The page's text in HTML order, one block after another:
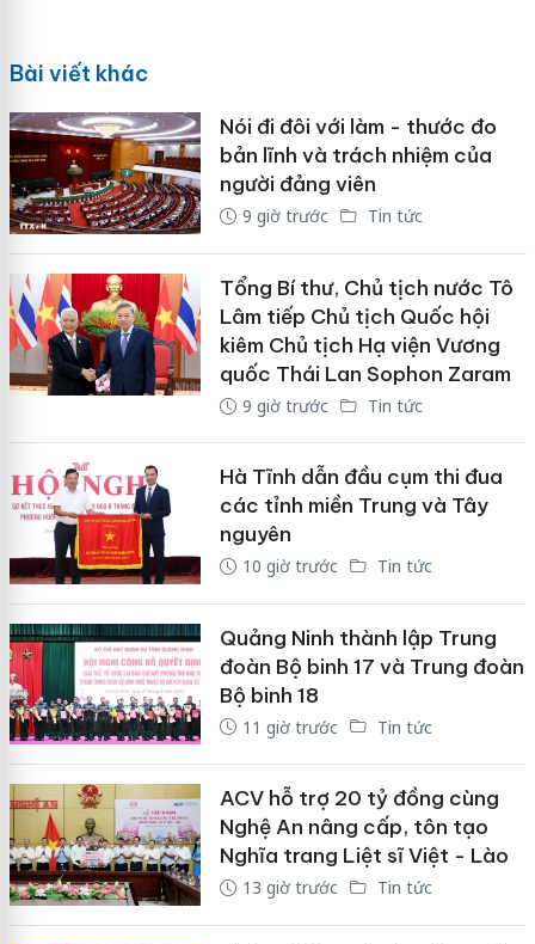
Bài viết khác
Nói đi đôi với làm - thước đo
bản lĩnh và trách nhiệm của
người đảng viên
9 giờ trước Tin tức
Tổng Bí thư, Chủ tịch nước Tô
Lâm tiếp Chủ tịch Quốc hội
kiêm Chủ tịch Hạ viện Vương
quốc Thái Lan Sophon Zaram
9 giờ trước Tin tức
Hà Tĩnh dẫn đầu cụm thi đua
các tỉnh miền Trung và Tây
nguyên
10 giờ trước Tin tức
Quảng Ninh thành lập Trung
đoàn Bộ binh 17 và Trung đoàn
Bộ binh 18
11 giờ trước Tin tức
ACV hỗ trợ 20 tỷ đồng cùng
Nghệ An nâng cấp, tôn tạo
Nghĩa trang Liệt sĩ Việt - Lào
13 giờ trước Tin tức